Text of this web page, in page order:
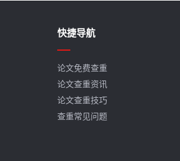
快捷导航
论文免费查重
论文查重资讯
论文查重技巧
查重常见问题